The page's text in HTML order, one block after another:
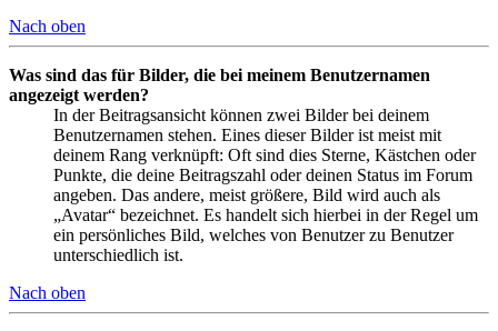
Nach oben
Was sind das für Bilder, die bei meinem Benutzernamen
angezeigt werden?
In der Beitragsansicht können zwei Bilder bei deinem
Benutzernamen stehen. Eines dieser Bilder ist meist mit
deinem Rang verknüpft: Oft sind dies Sterne, Kästchen oder
Punkte, die deine Beitragszahl oder deinen Status im Forum
angeben. Das andere, meist größere, Bild wird auch als
„Avatar“ bezeichnet. Es handelt sich hierbei in der Regel um
ein persönliches Bild, welches von Benutzer zu Benutzer
unterschiedlich ist.
Nach oben